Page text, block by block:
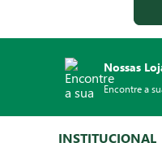
Nossas
Encontre a
INSTITUCIONAL